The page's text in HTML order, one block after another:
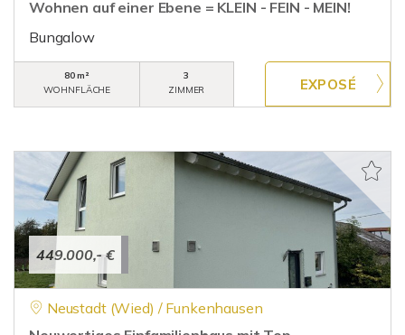
Wohnen auf einer Ebene = KLEIN - FEIN - MEIN!
Bungalow
80 m²
WOHNFLÄCHE
3
ZIMMER
449.000,- €
Neustadt (Wied) / Funkenhausen